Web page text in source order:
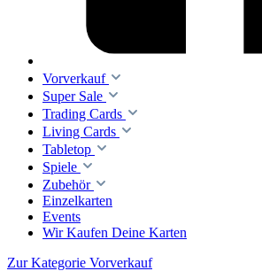
Vorverkauf
Super Sale
Trading Cards
Living Cards
Tabletop
Spiele
Zubehör
Einzelkarten
Events
Wir Kaufen Deine Karten
Zur Kategorie Vorverkauf